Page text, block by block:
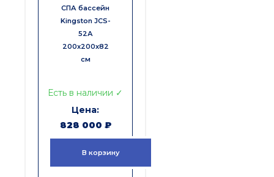
СПА бассейн
Kingston JCS-
52А
200x200x82
см
Есть в наличии ✓
828 000 ₽
В корзину